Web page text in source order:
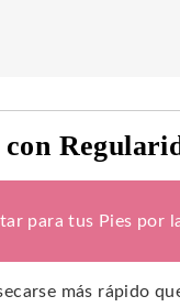
para tus Pies por
más rápido